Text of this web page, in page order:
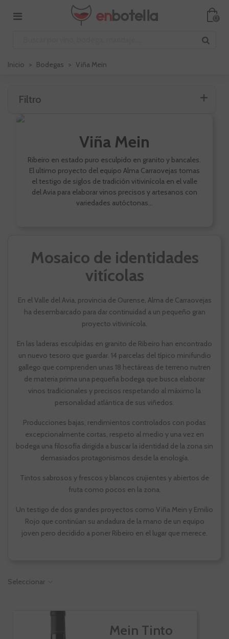
0
Inicio > Bodegas > Viña Mein
Filtro
Viña Mein
Ribeiro en estado puro esculpido en granito y bancales.
El ultimo proyecto del equipo Alma Carraovejas tomas
el testigo de siglos de tradición vitivinícola en el valle
del Avia para elaborar vinos precisos y artesanos con
variedades autóctonas...
Mosaico de identidades
vitícolas
En el Valle del Avia, provincia de Ourense, Alma de Carraovejas
ha desembarcado para dar continuidad a un pequeño gran
proyecto vitivinícola.
En las laderas esculpidas en granito de Ribeiro han encontrado
un nuevo tesoro que guardar. 14 parcelas del típico minifundio
gallego que comprenden unas 18 hectáreas de terreno nutren
de materia prima una pequeña bodega que busca elaborar
vinos tradicionales y precisos respetando al máximo la
personalidad atlántica de sus viñedos.
Producciones bajas, rendimientos controlados con podas
excepcionalmente cortas, respeto al medio y una vez en
bodega una filosofía dirigida a buscar la identidad de la zona sin
demasiados protagonismos desde la enología.
Tintos sabrosos y frescos y blancos crujientes y abiertos de
fruta como pocos en la zona.
Un testigo de dos grandes proyectos como Viña Mein y Emilio
Rojo que continúan su andadura de la mano de un equipo
joven pero decidido a poner Ribeiro en el lugar que merece.
Seleccionar
Mein Tinto